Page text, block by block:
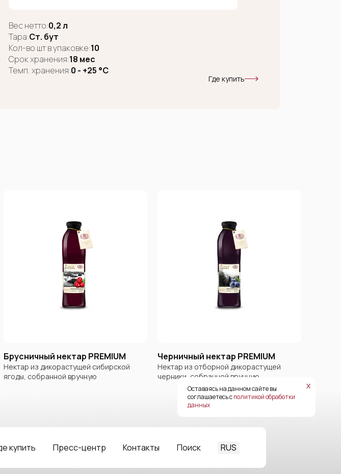
Вес нетто:0,2 л
Тара:Ст. бут
Кол-во шт в упаковке:10
Срок хранения:18 мес
Темп. хранения:0 - +25 °C
Где купить
Брусничный нектар PREMIUM
Нектар из дикорастущей сибирской
ягоды, собранной вручную
Черничный нектар PREMIUM
Нектар из отборной дикорастущей
черники, собранной вручную
купить Пресс-центр Контакты Поиск RUS
Оставаясь на данном сайте вы
соглашаетесь сполитикой обработки
данных
х